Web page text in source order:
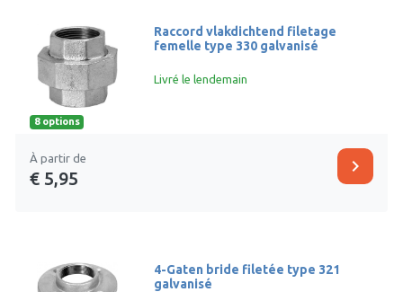
8 options
Raccord vlakdichtend filetage
femelle type 330 galvanisé
Livré le lendemain
À partir de
€ 5,95
chevron_right
4-Gaten bride filetée type 321
galvanisé